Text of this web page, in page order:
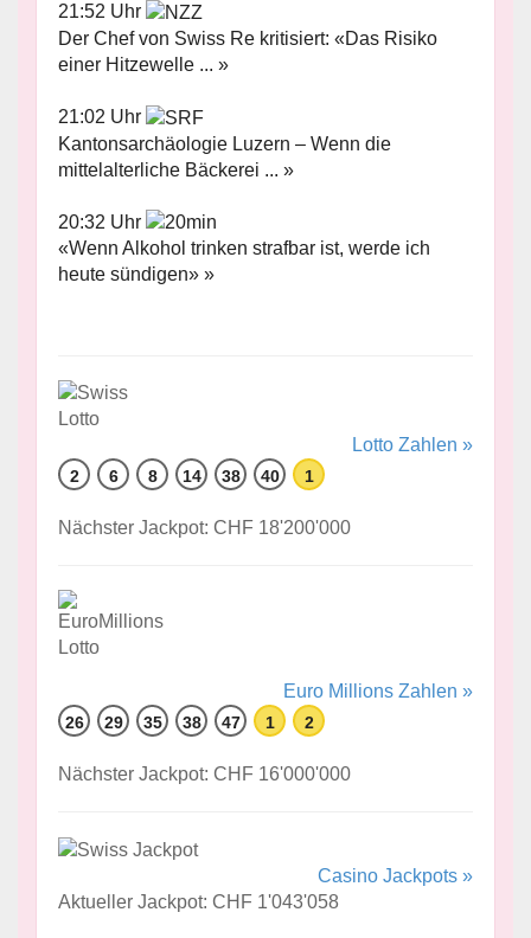
21:52 Uhr
Der Chef von Swiss Re kritisiert: «Das Risiko
einer Hitzewelle ... »
21:02 Uhr
Kantonsarchäologie Luzern – Wenn die
mittelalterliche Bäckerei ... »
20:32 Uhr
«Wenn Alkohol trinken strafbar ist, werde ich
heute sündigen» »
Lotto Zahlen »
2 6 8 14 38 40 1
Nächster Jackpot: CHF 18'200'000
Euro Millions Zahlen »
26 29 35 38 47 1 2
Nächster Jackpot: CHF 16'000'000
Casino Jackpots »
Aktueller Jackpot: CHF 1'043'058